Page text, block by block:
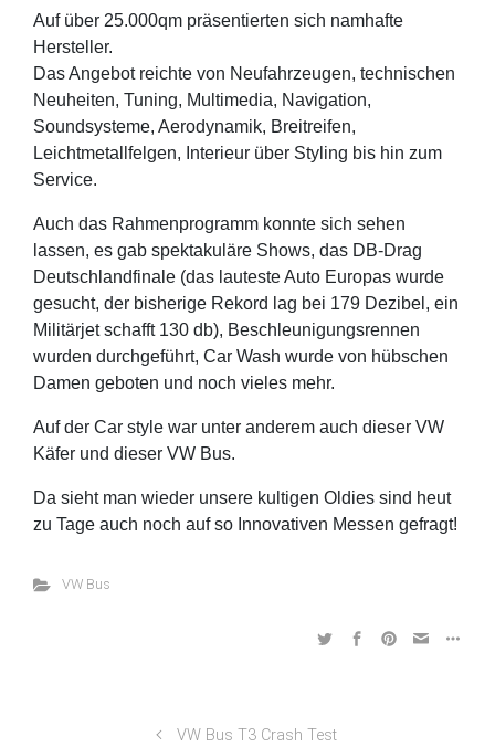
Auf über 25.000qm präsentierten sich namhafte
Hersteller.
Das Angebot reichte von Neufahrzeugen, technischen
Neuheiten, Tuning, Multimedia, Navigation,
Soundsysteme, Aerodynamik, Breitreifen,
Leichtmetallfelgen, Interieur über Styling bis hin zum
Service.
Auch das Rahmenprogramm konnte sich sehen
lassen, es gab spektakuläre Shows, das DB-Drag
Deutschlandfinale (das lauteste Auto Europas wurde
gesucht, der bisherige Rekord lag bei 179 Dezibel, ein
Militärjet schafft 130 db), Beschleunigungsrennen
wurden durchgeführt, Car Wash wurde von hübschen
Damen geboten und noch vieles mehr.
Auf der Car style war unter anderem auch dieser VW
Käfer und dieser VW Bus.
Da sieht man wieder unsere kultigen Oldies sind heut
zu Tage auch noch auf so Innovativen Messen gefragt!
VW Bus
VW Bus T3 Crash Test